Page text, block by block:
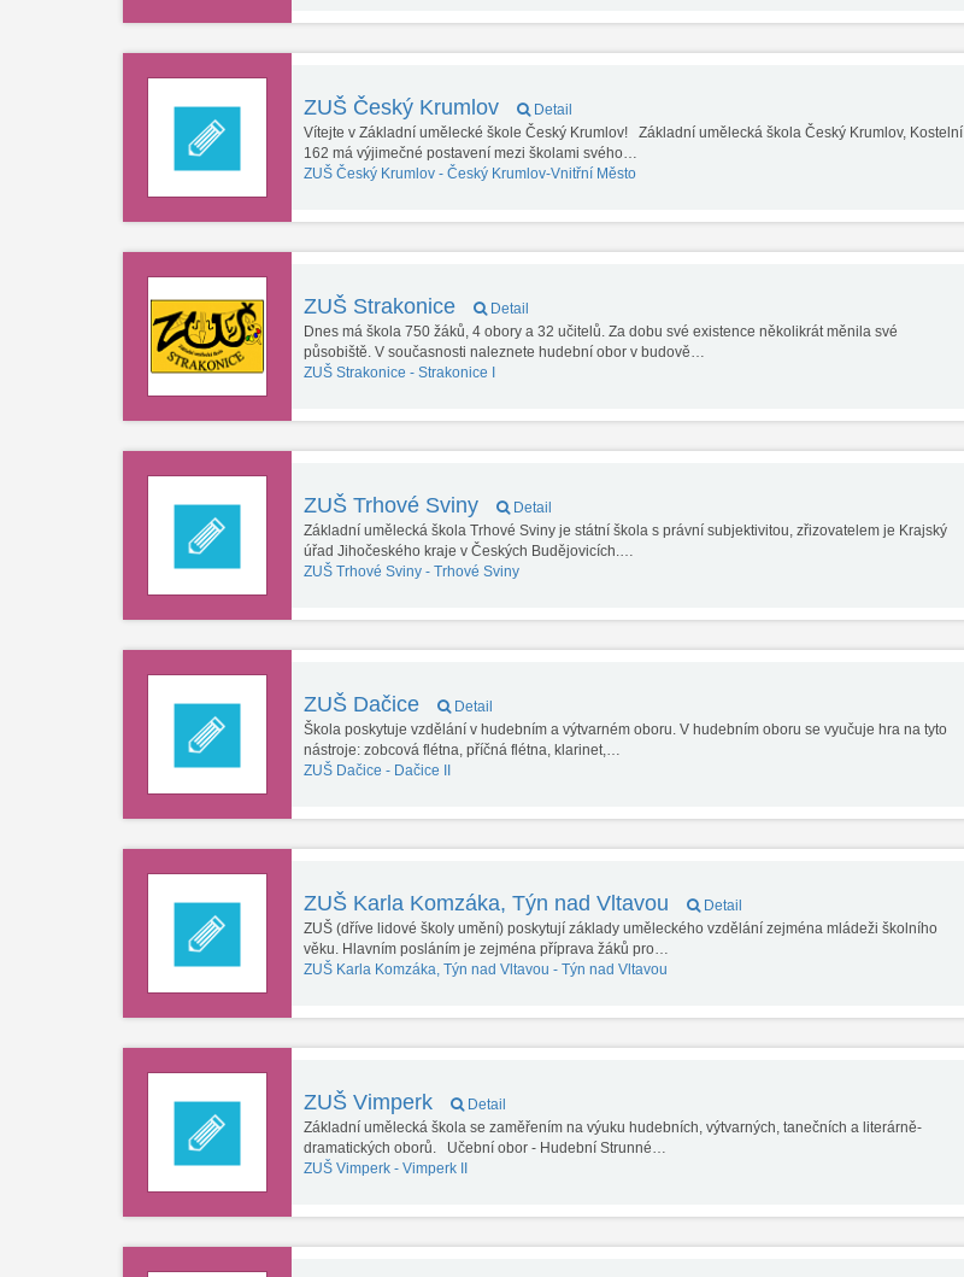
ZUŠ Český Krumlov
Detail
Vítejte v Základní umělecké škole Český Krumlov! Základní umělecká škola Český Krumlov, Kostelní
162 má výjimečné postavení mezi školami svého…
ZUŠ Český Krumlov - Český Krumlov-Vnitřní Město
ZUŠ Strakonice
Detail
Dnes má škola 750 žáků, 4 obory a 32 učitelů. Za dobu své existence několikrát měnila své
působiště. V současnosti naleznete hudební obor v budově…
ZUŠ Strakonice - Strakonice I
ZUŠ Trhové Sviny
Detail
Základní umělecká škola Trhové Sviny je státní škola s právní subjektivitou, zřizovatelem je Krajský
úřad Jihočeského kraje v Českých Budějovicích.…
ZUŠ Trhové Sviny - Trhové Sviny
ZUŠ Dačice
Detail
Škola poskytuje vzdělání v hudebním a výtvarném oboru. V hudebním oboru se vyučuje hra na tyto
nástroje: zobcová flétna, příčná flétna, klarinet,…
ZUŠ Dačice - Dačice II
ZUŠ Karla Komzáka, Týn nad Vltavou
Detail
ZUŠ (dříve lidové školy umění) poskytují základy uměleckého vzdělání zejména mládeži školního
věku. Hlavním posláním je zejména příprava žáků pro…
ZUŠ Karla Komzáka, Týn nad Vltavou - Týn nad Vltavou
ZUŠ Vimperk
Detail
Základní umělecká škola se zaměřením na výuku hudebních, výtvarných, tanečních a literárně-
dramatických oborů. Učební obor - Hudební Strunné…
ZUŠ Vimperk - Vimperk II